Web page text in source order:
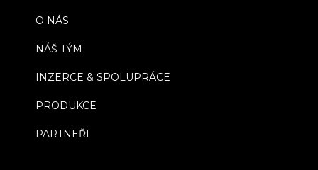
O NÁS
NÁŠ TÝM
INZERCE & SPOLUPRÁCE
PRODUKCE
PARTNEŘI